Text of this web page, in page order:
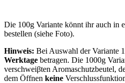
Die 100g Variante könnt ihr auch in
bestellen (siehe Foto).
Hinweis: Bei Auswahl der Variante
Werktage betragen. Die 1000g
verschweiβten Aromaschutzbeutel,
dem Öffnen keine